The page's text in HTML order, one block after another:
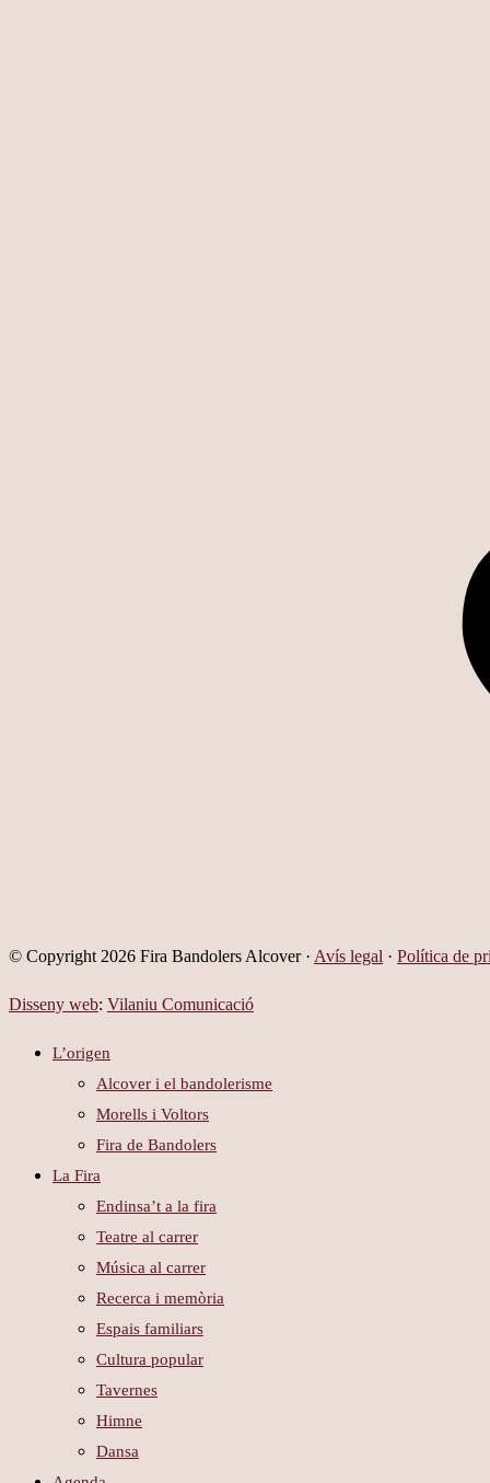
© Copyright 2026 Fira Bandolers Alcover · Avís legal · Política de
Disseny web: Vilaniu Comunicació
L’origen
Alcover i el bandolerisme
Morells i Voltors
Fira de Bandolers
La Fira
Endinsa’t a la fira
Teatre al carrer
Música al carrer
Recerca i memòria
Espais familiars
Cultura popular
Tavernes
Himne
Dansa